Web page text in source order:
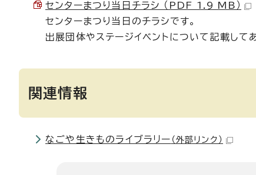
センターまつり当日チラシ （PDF 1.9 MB）
センターまつり当日のチラシです。
出展団体やステージイベントについて記載してあ
関連情報
なごや生きものライブラリー （外部リンク）